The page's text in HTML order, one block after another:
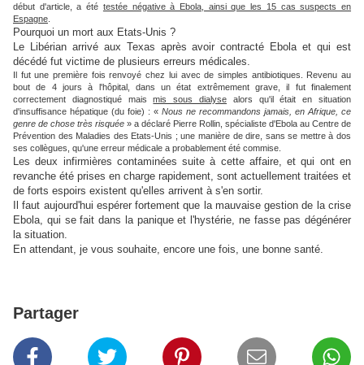
début d'article, a été testée négative à Ebola, ainsi que les 15 cas suspects en
Espagne
Pourquoi un mort aux Etats-Unis ?
Le Libérian arrivé aux Texas après avoir contracté Ebola et qui est
décédé fut victime de plusieurs erreurs médicales.
Il fut une première fois renvoyé chez lui avec de simples antibiotiques. Revenu au
bout de 4 jours à l'hôpital, dans un état extrêmement grave, il fut finalement
correctement diagnostiqué mais
mis sous dialyse
alors qu'il était en situation
d'insuffisance hépatique (du foie) : « Nous ne recommandons jamais, en Afrique, ce
genre de chose très risquée » a déclaré Pierre Rollin, spécialiste d'Ebola au Centre de
Prévention des Maladies des Etats-Unis ; une manière de dire, sans se mettre à dos
ses collègues, qu'une erreur médicale a probablement été commise.
Les deux infirmières contaminées suite à cette affaire, et qui ont en
revanche été prises en charge rapidement, sont actuellement traitées et
de forts espoirs existent qu'elles arrivent à s'en sortir.
Il faut aujourd'hui espérer fortement que la mauvaise gestion de la crise
Ebola, qui se fait dans la panique et l'hystérie, ne fasse pas dégénérer
la situation.
En attendant, je vous souhaite, encore une fois, une bonne santé.
Partager